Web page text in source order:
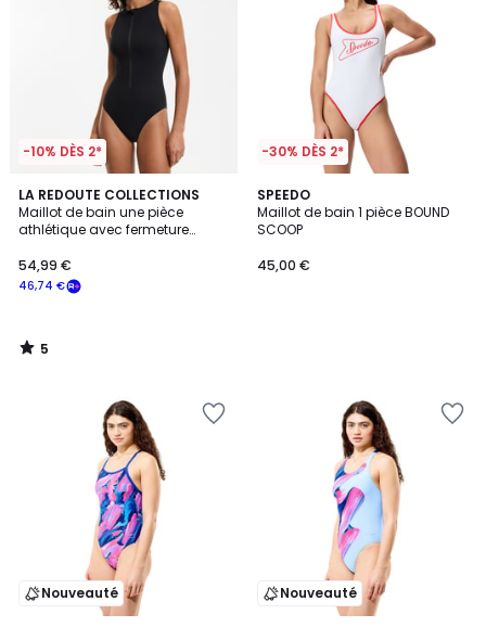
-10% DÈS 2*
LA REDOUTE COLLECTIONS
Maillot de bain une pièce
athlétique avec fermeture
46,74 €
54,99 €
5
/
5
5
/
-30% DÈS 2*
SPEEDO
Maillot de bain 1 pièce BOUND
SCOOP
45,00 €
Nouveauté Nouveauté